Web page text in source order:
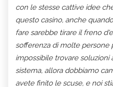
con le stesse cattive idee
questo casino, anche
fare sarebbe tirare il freno
sofferenza di molte persone
impossibile trovare soluzioni
sistema, allora dobbiamo
avete finito le scuse, e noi